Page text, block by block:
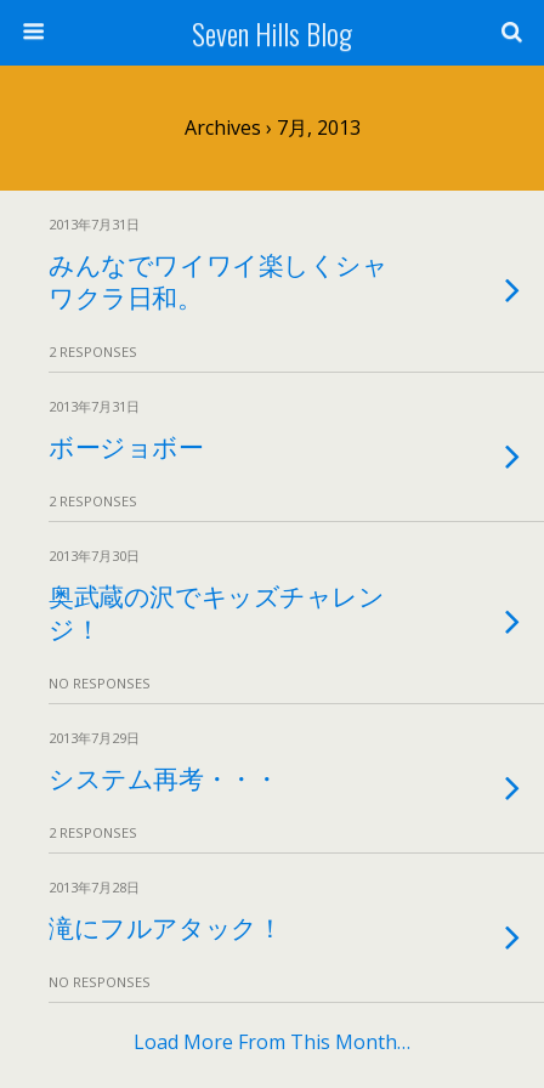
Seven Hills Blog
Archives › 7月, 2013
2013年7月31日
みんなでワイワイ楽しくシャ
ワクラ日和。
2 RESPONSES
2013年7月31日
ボージョボー
2 RESPONSES
2013年7月30日
奥武蔵の沢でキッズチャレン
ジ！
NO RESPONSES
2013年7月29日
システム再考・・・
2 RESPONSES
2013年7月28日
滝にフルアタック！
NO RESPONSES
Load More From This Month…